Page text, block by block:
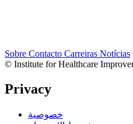
Sobre Contacto Carreiras Notícias
© Institute for Healthcare
Privacy
خصوصية